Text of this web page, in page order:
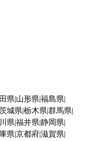
県 山形県 福島県
城県 栃木県 群馬県
県 福井県 静岡県
県 京都府滋賀県